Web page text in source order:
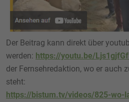
Der Beitrag kann direkt über
werden: https://youtu.be/
der Fernsehredaktion, wo er auch
steht:
https://bistum.tv/videos/825-wo-